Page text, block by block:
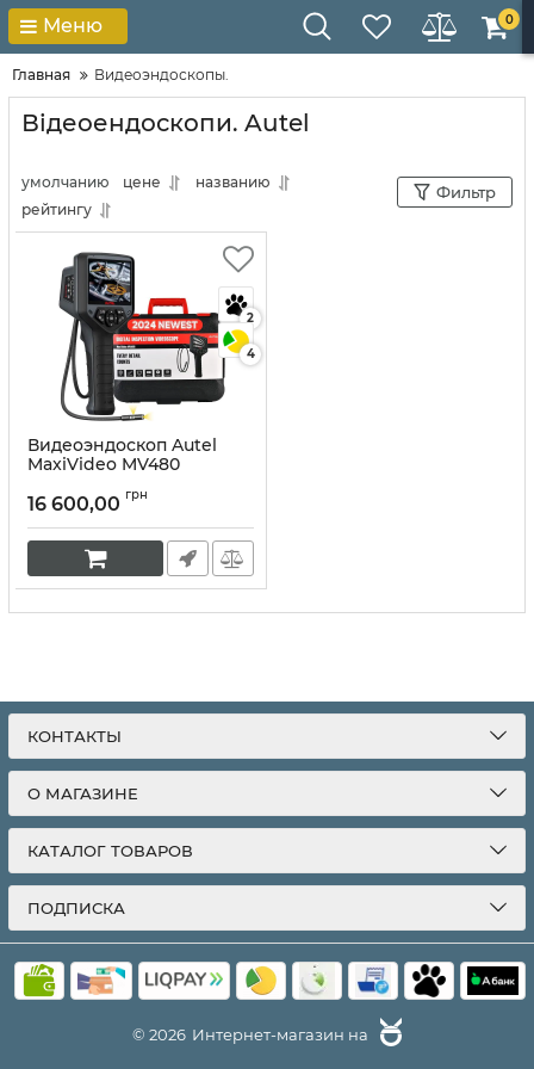
Меню 0
Главная Видеоэндоскопы.
Відеоендоскопи. Autel
умолчанию цене
названию
рейтингу
Фильтр
2
4
Видеоэндоскоп Autel
MaxiVideo MV480
16 600,00 грн
КОНТАКТЫ
О МАГАЗИНЕ
КАТАЛОГ ТОВАРОВ
ПОДПИСКА
© 2026 Интернет-магазин на